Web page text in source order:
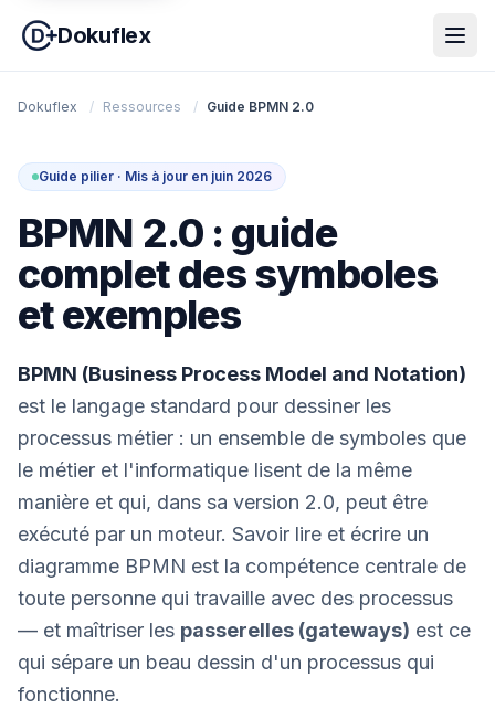
Dokuflex
Dokuflex / Ressources / Guide BPMN 2.0
Guide pilier · Mis à jour en juin 2026
BPMN 2.0 : guide
complet des symboles
et exemples
BPMN (Business Process Model and Notation)
est le langage standard pour dessiner les
processus métier : un ensemble de symboles que
le métier et l'informatique lisent de la même
manière et qui, dans sa version 2.0, peut être
exécuté par un moteur. Savoir lire et écrire un
diagramme BPMN est la compétence centrale de
toute personne qui travaille avec des processus
— et maîtriser les passerelles (gateways) est ce
qui sépare un beau dessin d'un processus qui
fonctionne.